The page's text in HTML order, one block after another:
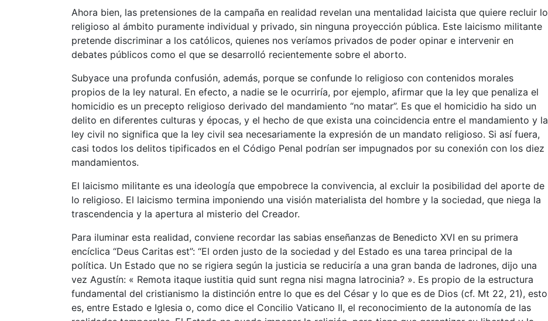
Ahora bien, las pretensiones de la campaña en realidad revelan una mentalidad laicista que quiere recluir lo
religioso al ámbito puramente individual y privado, sin ninguna proyección pública. Este laicismo militante
pretende discriminar a los católicos, quienes nos veríamos privados de poder opinar e intervenir en
debates públicos como el que se desarrolló recientemente sobre el aborto.
Subyace una profunda confusión, además, porque se confunde lo religioso con contenidos morales
propios de la ley natural. En efecto, a nadie se le ocurriría, por ejemplo, afirmar que la ley que penaliza el
homicidio es un precepto religioso derivado del mandamiento “no matar”. Es que el homicidio ha sido un
delito en diferentes culturas y épocas, y el hecho de que exista una coincidencia entre el mandamiento y la
ley civil no significa que la ley civil sea necesariamente la expresión de un mandato religioso. Si así fuera,
casi todos los delitos tipificados en el Código Penal podrían ser impugnados por su conexión con los diez
mandamientos.
El laicismo militante es una ideología que empobrece la convivencia, al excluir la posibilidad del aporte de
lo religioso. El laicismo termina imponiendo una visión materialista del hombre y la sociedad, que niega la
trascendencia y la apertura al misterio del Creador.
Para iluminar esta realidad, conviene recordar las sabias enseñanzas de Benedicto XVI en su primera
encíclica “Deus Caritas est”: “El orden justo de la sociedad y del Estado es una tarea principal de la
política. Un Estado que no se rigiera según la justicia se reduciría a una gran banda de ladrones, dijo una
vez Agustín: « Remota itaque iustitia quid sunt regna nisi magna latrocinia? ». Es propio de la estructura
fundamental del cristianismo la distinción entre lo que es del César y lo que es de Dios (cf. Mt 22, 21), esto
es, entre Estado e Iglesia o, como dice el Concilio Vaticano II, el reconocimiento de la autonomía de las